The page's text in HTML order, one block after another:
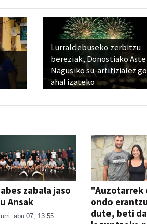
Lurraldebuseko zerbitzu
bereziak, Donostiako Aste
Nagusiko su-artifizialez
ahal izateko
zabala jaso
Ansak
abu 07, 13:55
"Auzotarrek
ondo
dute, beti